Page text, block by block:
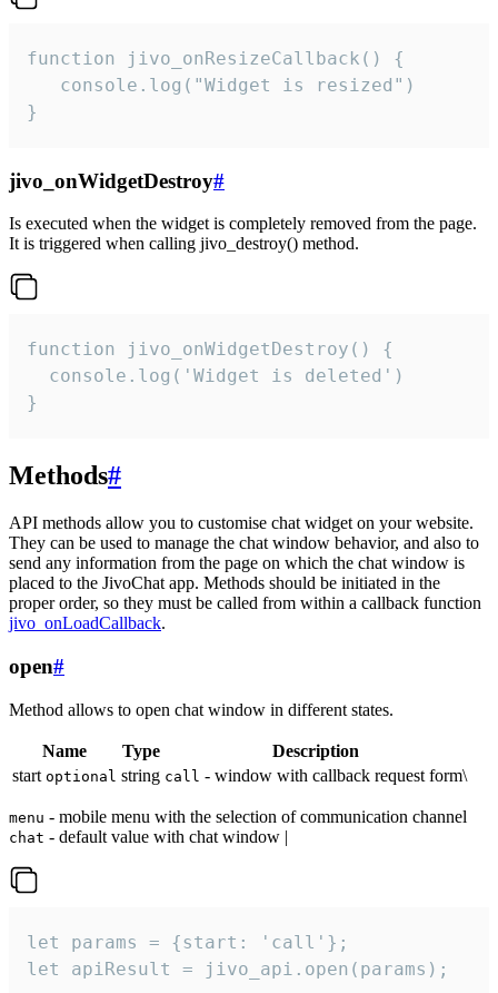
function jivo_onResizeCallback() {
   console.log("Widget is resized")
}
jivo_onWidgetDestroy#
Is executed when the widget is completely removed from the page.
It is triggered when calling jivo_destroy() method.
function jivo_onWidgetDestroy() {
  console.log('Widget is deleted')
}
Methods#
API methods allow you to customise chat widget on your website.
They can be used to manage the chat window behavior, and also to
send any information from the page on which the chat window is
placed to the JivoChat app. Methods should be initiated in the
proper order, so they must be called from within a callback function
jivo_onLoadCallback.
open#
Method allows to open chat window in different states.
Name Type
Description
start optional string call - window with callback request form\
menu - mobile menu with the selection of communication channel
chat - default value with chat window |
let params = {start: 'call'};
let apiResult = jivo_api.open(params);